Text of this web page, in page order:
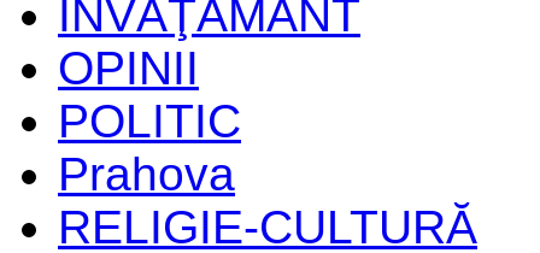
ÎNVĂŢĂMÂNT
OPINII
POLITIC
Prahova
RELIGIE-CULTURĂ